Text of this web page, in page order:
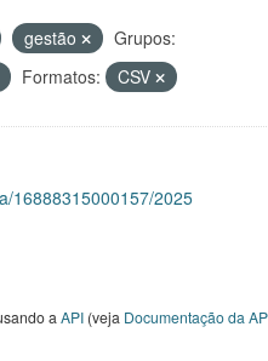
gestão
Grupos:
Formatos: CSV
16888315000157/2025
a API(veja Documentação da